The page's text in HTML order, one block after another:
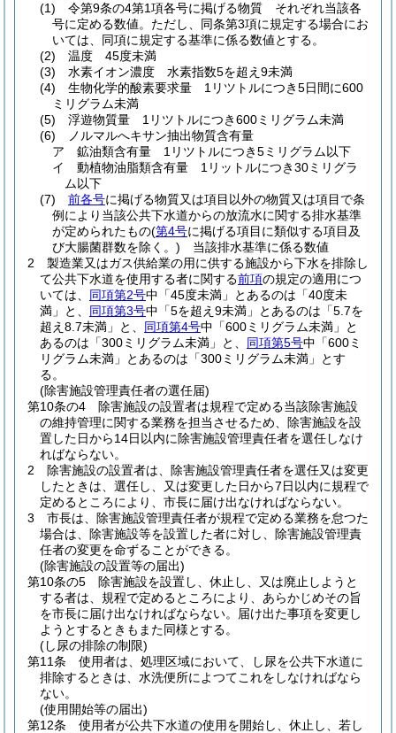
(1)
令第9条の4第1項各号に掲げる物質 それぞれ当該各
号に定める数値。 ただし、同条第3項に規定する場合にお
いては、同項に規定する基準に係る数値とする。
(2)
温度 45度未満
(3)
水素イオン濃度 水素指数5を超え9未満
(4)
生物化学的酸素要求量 1リツトルにつき5日間に600
ミリグラム未満
(5)
浮遊物質量 1リツトルにつき600ミリグラム未満
(6)
ノルマルへキサン抽出物質含有量
ア
鉱油類含有量 1リツトルにつき5ミリグラム以下
イ
動植物油脂類含有量 1リットルにつき30ミリグラ
ム以下
(7)
前各号に掲げる物質又は項目以外の物質又は項目で条
例により当該公共下水道からの放流水に関する排水基準
が定められたもの(第4号に掲げる項目に類似する項目及
び大腸菌群数を除く。) 当該排水基準に係る数値
2
製造業又はガス供給業の用に供する施設から下水を排除し
て公共下水道を使用する者に関する前項の規定の適用につ
いては、 同項第2号中「45度未満」とあるのは「40度未
満」と、 同項第3号中「5を超え9未満」とあるのは「5.7を
超え8.7未満」と、 同項第4号中「600ミリグラム未満」と
あるのは「300ミリグラム未満」と、 同項第5号中「600ミ
リグラム未満」とあるのは「300ミリグラム未満」とす
る。
(除害施設管理責任者の選任届)
第10条の4
除害施設の設置者は規程で定める当該除害施設
の維持管理に関する業務を担当させるため、除害施設を設
置した日から14日以内に除害施設管理責任者を選任しなけ
ればならない。
2
除害施設の設置者は、除害施設管理責任者を選任又は変更
したときは、選任し、又は変更した日から7日以内に規程で
定めるところにより、市長に届け出なければならない。
3
市長は、除害施設管理責任者が規程で定める業務を怠つた
場合は、除害施設等を設置した者に対し、除害施設管理責
任者の変更を命ずることができる。
(除害施設の設置等の届出)
第10条の5
除害施設を設置し、休止し、又は廃止しようと
する者は、規程で定めるところにより、あらかじめその旨
を市長に届け出なければならない。
届け出た事項を変更し
ようとするときもまた同様とする。
(し尿の排除の制限)
第11条
使用者は、処理区域において、し尿を公共下水道に
排除するときは、水洗便所によつてこれをしなければなら
ない。
(使用開始等の届出)
第12条
使用者が公共下水道の使用を開始し、休止し、若し